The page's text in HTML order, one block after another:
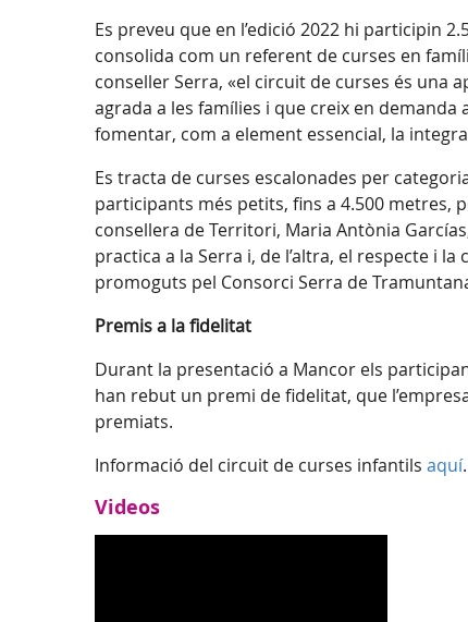
Es preveu que en l’edició 2022 hi participin
consolida com un referent de curses en
conseller Serra, «el circuit de curses és una
agrada a les famílies i que creix en demanda
fomentar, com a element essencial, la
Es tracta de curses escalonades per
participants més petits, fins a 4.500 metres,
consellera de Territori, Maria Antònia
practica a la Serra i, de l’altra, el respecte i
promoguts pel Consorci Serra de
Premis a la fidelitat
Durant la presentació a Mancor els
han rebut un premi de fidelitat, que
premiats.
Informació del circuit de curses infantils aquí.
Videos